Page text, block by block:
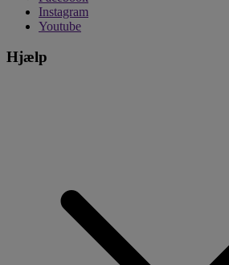
Instagram
Youtube
Hjælp